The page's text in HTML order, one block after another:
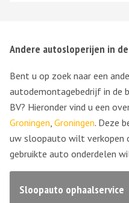
Andere autosloperijen in
Bent u op zoek naar een
autodemontagebedrijf in de
BV? Hieronder vind u een
Groningen, Groningen. Deze
uw sloopauto wilt verkopen
gebruikte auto onderdelen
Sloopauto ophaalservice